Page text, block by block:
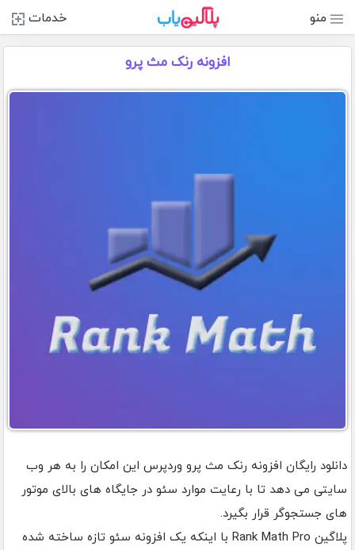
منو خدمات
افزونه رنک مث پرو
دانلود رایگان افزونه رنک مث پرو وردپرس این امکان را به هر وب
سایتی می دهد تا با رعایت موارد سئو در جایگاه های بالای موتور
های جستجوگر قرار بگیرد.
پلاگین Rank Math Pro با اینکه یک افزونه سئو تازه ساخته شده